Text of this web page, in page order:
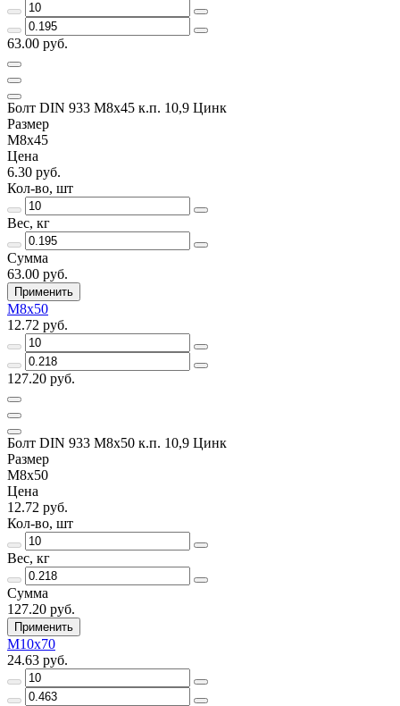
63.00 руб.
Болт DIN 933 М8х45 к.п. 10,9 Цинк
Размер
М8х45
Цена
6.30 руб.
Кол-во, шт
Вес, кг
Сумма
63.00 руб.
Применить
М8х50
12.72 руб.
127.20 руб.
Болт DIN 933 М8х50 к.п. 10,9 Цинк
Размер
М8х50
Цена
12.72 руб.
Кол-во, шт
Вес, кг
Сумма
127.20 руб.
Применить
М10х70
24.63 руб.